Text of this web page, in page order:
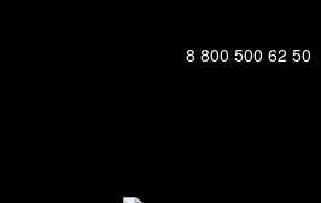
8 800 500 62 50